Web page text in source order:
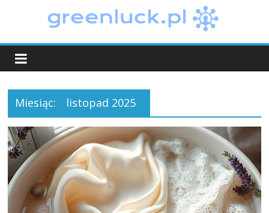
greenluck.pl
Miesiąc: listopad 2025